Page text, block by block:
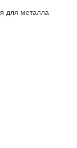
для металла